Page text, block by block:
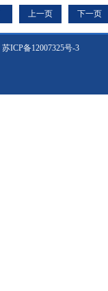
上一页 下一页
苏ICP备12007325号-3